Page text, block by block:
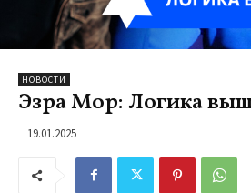
НОВОСТИ
Эзра Мор: Логика
19.01.2025